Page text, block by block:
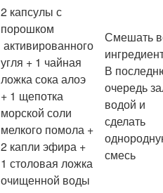
2 капсулы с
порошком
активированного
угля + 1 чайная
ложка сока алоэ
+ 1 щепотка
морской соли
мелкого помола +
2 капли эфира +
1 столовая ложка
очищенной воды
Смешать
В
очередь
водой и
сделать
смесь